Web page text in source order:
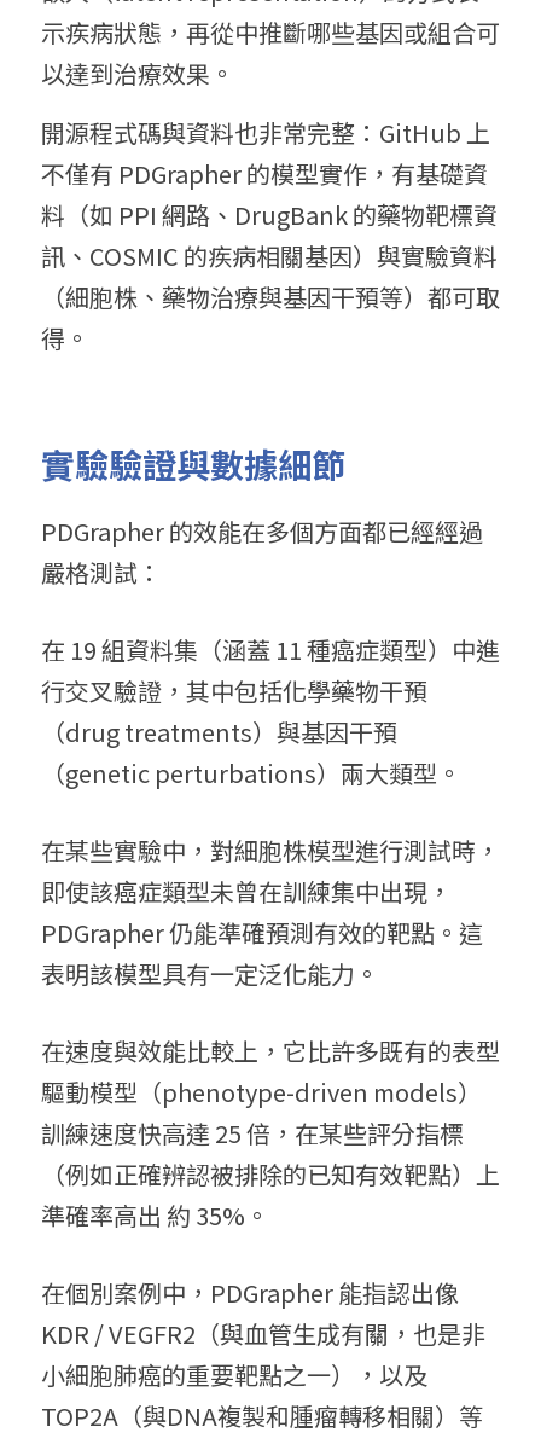
示疾病狀態，再從中推斷哪些基因或組合可
以達到治療效果。
開源程式碼與資料也非常完整：GitHub 上
不僅有 PDGrapher 的模型實作，有基礎資
料（如 PPI 網路、DrugBank 的藥物靶標資
訊、COSMIC 的疾病相關基因）與實驗資料
（細胞株、藥物治療與基因干預等）都可取
得。
實驗驗證與數據細節
PDGrapher 的效能在多個方面都已經經過
嚴格測試：
在 19 組資料集（涵蓋 11 種癌症類型）中進
行交叉驗證，其中包括化學藥物干預
（drug treatments）與基因干預
（genetic perturbations）兩大類型。
在某些實驗中，對細胞株模型進行測試時，
即使該癌症類型未曾在訓練集中出現，
PDGrapher 仍能準確預測有效的靶點。這
表明該模型具有一定泛化能力。
在速度與效能比較上，它比許多既有的表型
驅動模型（phenotype-driven models）
訓練速度快高達 25 倍，在某些評分指標
（例如正確辨認被排除的已知有效靶點）上
準確率高出 約 35%。
在個別案例中，PDGrapher 能指認出像
KDR / VEGFR2（與血管生成有關，也是非
小細胞肺癌的重要靶點之一），以及
TOP2A（與DNA複製和腫瘤轉移相關）等